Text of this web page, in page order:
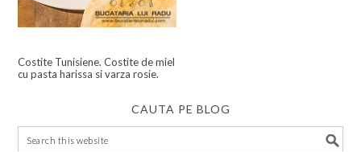
Costite Tunisiene. Costite de miel
cu pasta harissa si varza rosie.
CAUTA PE BLOG